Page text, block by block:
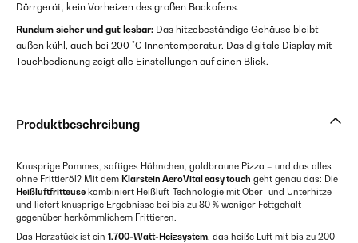
Dörrgerät, kein Vorheizen des großen Backofens.
Rundum sicher und gut lesbar: Das hitzebeständige Gehäuse bleibt
außen kühl, auch bei 200 °C Innentemperatur. Das digitale Display mit
Touchbedienung zeigt alle Einstellungen auf einen Blick.
Produktbeschreibung
Knusprige Pommes, saftiges Hähnchen, goldbraune Pizza – und das alles
ohne Frittieröl? Mit dem Klarstein AeroVital easy touch geht genau das: Die
Heißluftfritteuse kombiniert Heißluft-Technologie mit Ober- und Unterhitze
und liefert knusprige Ergebnisse bei bis zu 80 % weniger Fettgehalt
gegenüber herkömmlichem Frittieren.
Das Herzstück ist ein 1.700-Watt-Heizsystem, das heiße Luft mit bis zu 200